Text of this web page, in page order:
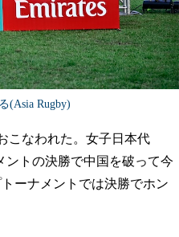
(Asia Rugby)
こなわれた。女子日本代
ントの決勝で中国を破って今
ーナメントでは決勝でホン